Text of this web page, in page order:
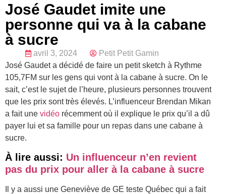
José Gaudet imite une
personne qui va à la cabane
à sucre
avril 3, 2024
Petit Petit Gamin
José Gaudet a décidé de faire un petit sketch à Rythme
105,7FM sur les gens qui vont à la cabane à sucre. On le
sait, c’est le sujet de l’heure, plusieurs personnes trouvent
que les prix sont très élevés. L’influenceur Brendan Mikan
a fait une vidéo récemment où il explique le prix qu’il a dû
payer lui et sa famille pour un repas dans une cabane à
sucre.
À lire aussi: Un influenceur n’en revient
pas du prix pour aller à la cabane à sucre
Il y a aussi une Geneviève de GE teste Québec qui a fait